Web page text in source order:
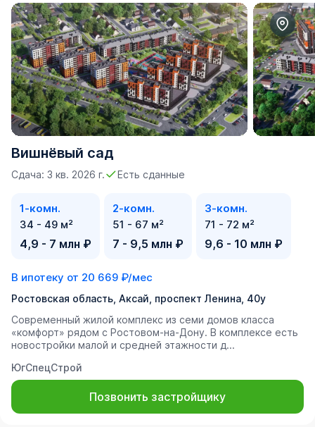
Вишнёвый сад
Сдача: 3 кв. 2026 г. Есть сданные
1-комн.
34 - 49 м²
4,9 - 7 млн ₽
2-комн.
51 - 67 м²
7 - 9,5 млн ₽
3-комн.
71 - 72 м²
9,6 - 10 млн ₽
В ипотеку от 20 669 ₽/мес
Ростовская область, Аксай, проспект Ленина, 40у
Современный жилой комплекс из семи домов класса
«комфорт» рядом с Ростовом-на-Дону. В комплексе есть
новостройки малой и средней этажности д...
ЮгСпецСтрой
Позвонить застройщику